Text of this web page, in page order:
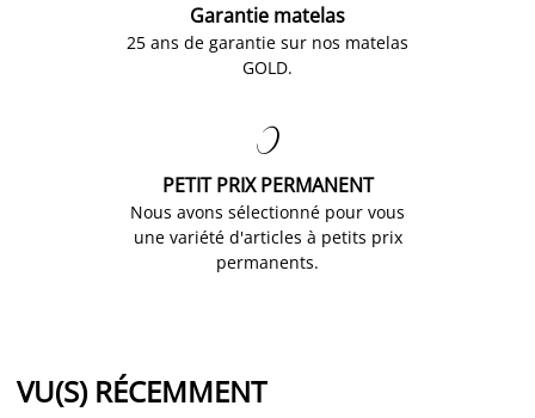
Garantie matelas
25 ans de garantie sur nos matelas
GOLD.

PETIT PRIX PERMANENT
Nous avons sélectionné pour vous
une variété d'articles à petits prix
permanents.
VU(S) RÉCEMMENT